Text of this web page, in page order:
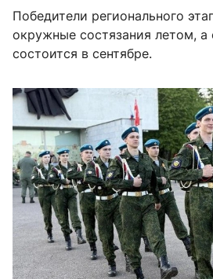
Победители регионального
окружные состязания летом, а
состоится в сентябре.